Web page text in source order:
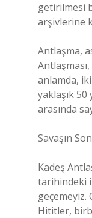
getirilmesi
arşivlerine
Antlaşma,
anlamda,
yaklaşık
arasında
Savaşın
Kadeş
tarihindeki
geçemeyiz.
Hititler,